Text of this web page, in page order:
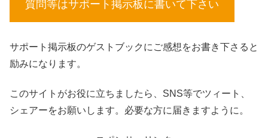
質問等はサポート掲示板に書いて下さい
サポート掲示板のゲストブックにご感想をお書き下さると
励みになります。
このサイトがお役に立ちましたら、SNS等でツィート、
シェアーをお願いします。必要な方に届きますように。